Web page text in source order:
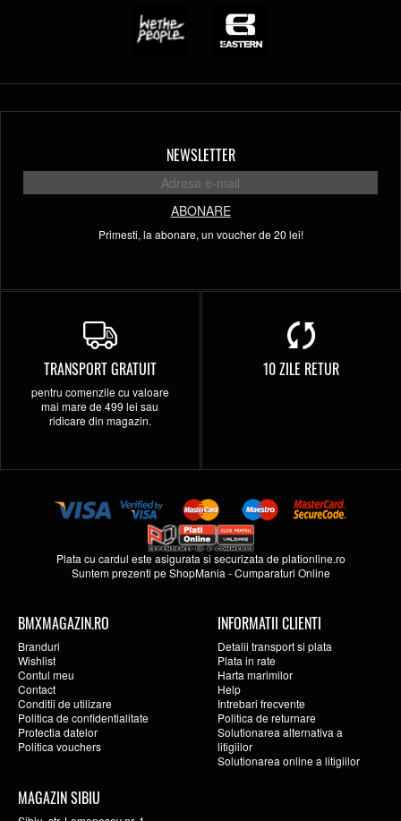
NEWSLETTER
ABONARE
Primesti, la abonare, un voucher de 20 lei!
TRANSPORT GRATUIT
pentru comenzile cu valoare
mai mare de 499 lei sau
ridicare din magazin.
10 ZILE RETUR
Plata cu cardul este asigurata si securizata deplationline.ro
Suntem prezenti peShopMania -Cumparaturi Online
BMXMAGAZIN.RO
Branduri
Wishlist
Contul meu
Contact
Conditii de utilizare
Politica de confidentialitate
Protectia datelor
Politica vouchers
INFORMATII CLIENTI
Detalii transport si plata
Plata in rate
Harta marimilor
Help
Intrebari frecvente
Politica de returnare
Solutionarea alternativa a
litigiilor
Solutionarea online a litigiilor
MAGAZIN SIBIU